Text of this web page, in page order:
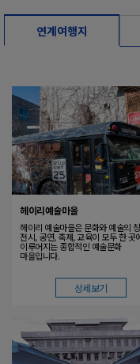
신의주까지 달리던 기차(경
실향민들이 매년 설날과 추
딴 통일연못, 평화의 종, 미국
6.25전쟁납북자기념관 등이
연계여행지
헤이리예술마을
헤이리 예술마을은 문화와 예술의
전시, 공연, 축제, 교육이 모두 한 곳
이루어지는 종합적인 예술문화
마을입니다.
상세보기